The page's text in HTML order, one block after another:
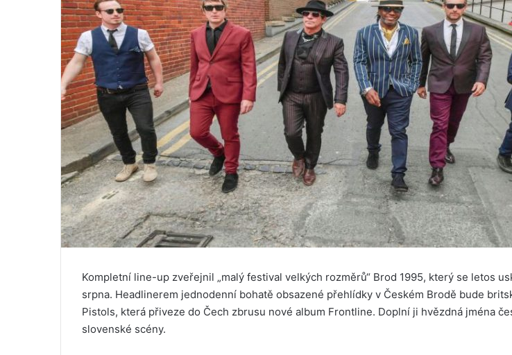
Kompletní line-up zveřejnil „malý festival velkých rozměrů“ Brod 1995, který se letos
srpna. Headlinerem jednodenní bohatě obsazené přehlídky v Českém Brodě bude
Pistols, která přiveze do Čech zbrusu nové album Frontline. Doplní ji hvězdná jména
slovenské scény.